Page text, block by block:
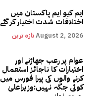
ایم کیو ایم پاکستان میں
اختلافات شدت اختیار کر گئے
تازہ ترینAugust 2, 2026
عوام پر رعب جھاڑنے اور
اختیارات کا ناجائز استعمال
کرنے والوں کی پیرا فورس میں
کوئی جگہ نہیں:وزیراعلیٰ